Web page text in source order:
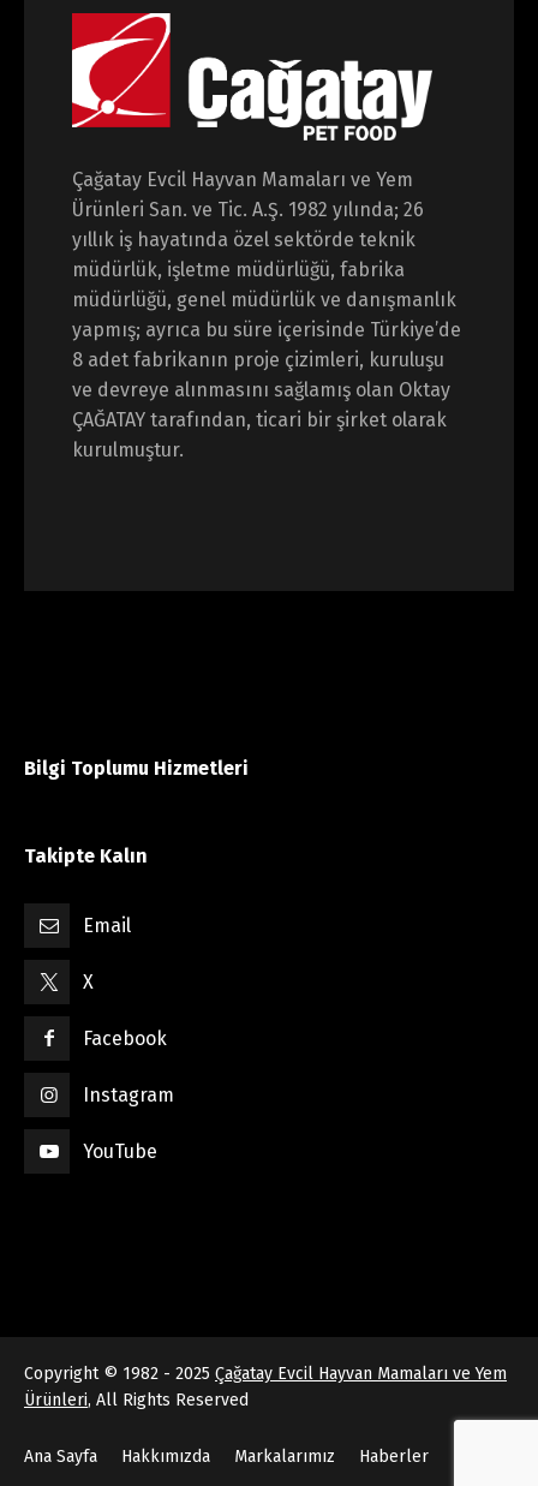
Çağatay Evcil Hayvan Mamaları ve Yem
Ürünleri San. ve Tic. A.Ş. 1982 yılında; 26
yıllık iş hayatında özel sektörde teknik
müdürlük, işletme müdürlüğü, fabrika
müdürlüğü, genel müdürlük ve danışmanlık
yapmış; ayrıca bu süre içerisinde Türkiye’de
8 adet fabrikanın proje çizimleri, kuruluşu
ve devreye alınmasını sağlamış olan Oktay
ÇAĞATAY tarafından, ticari bir şirket olarak
kurulmuştur.
Bilgi Toplumu Hizmetleri
Takipte Kalın
Email
X
Facebook
Instagram
YouTube
Copyright © 1982 - 2025 Çağatay Evcil Hayvan Mamaları ve Yem
Ürünleri, All Rights Reserved
Ana Sayfa Hakkımızda Markalarımız Haberler